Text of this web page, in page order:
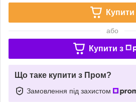
Купити
або
Купити з
Що таке купити з Пром?
Замовлення під захистом